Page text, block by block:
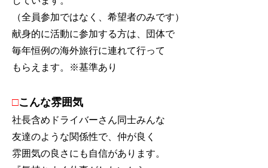
（全員参加ではなく、希望者のみです）
献身的に活動に参加する方は、団体で
毎年恒例の海外旅行に連れて行って
もらえます。※基準あり
□こんな雰囲気
社長含めドライバーさん同士みんな
友達のような関係性で、仲が良く
雰囲気の良さにも自信があります。